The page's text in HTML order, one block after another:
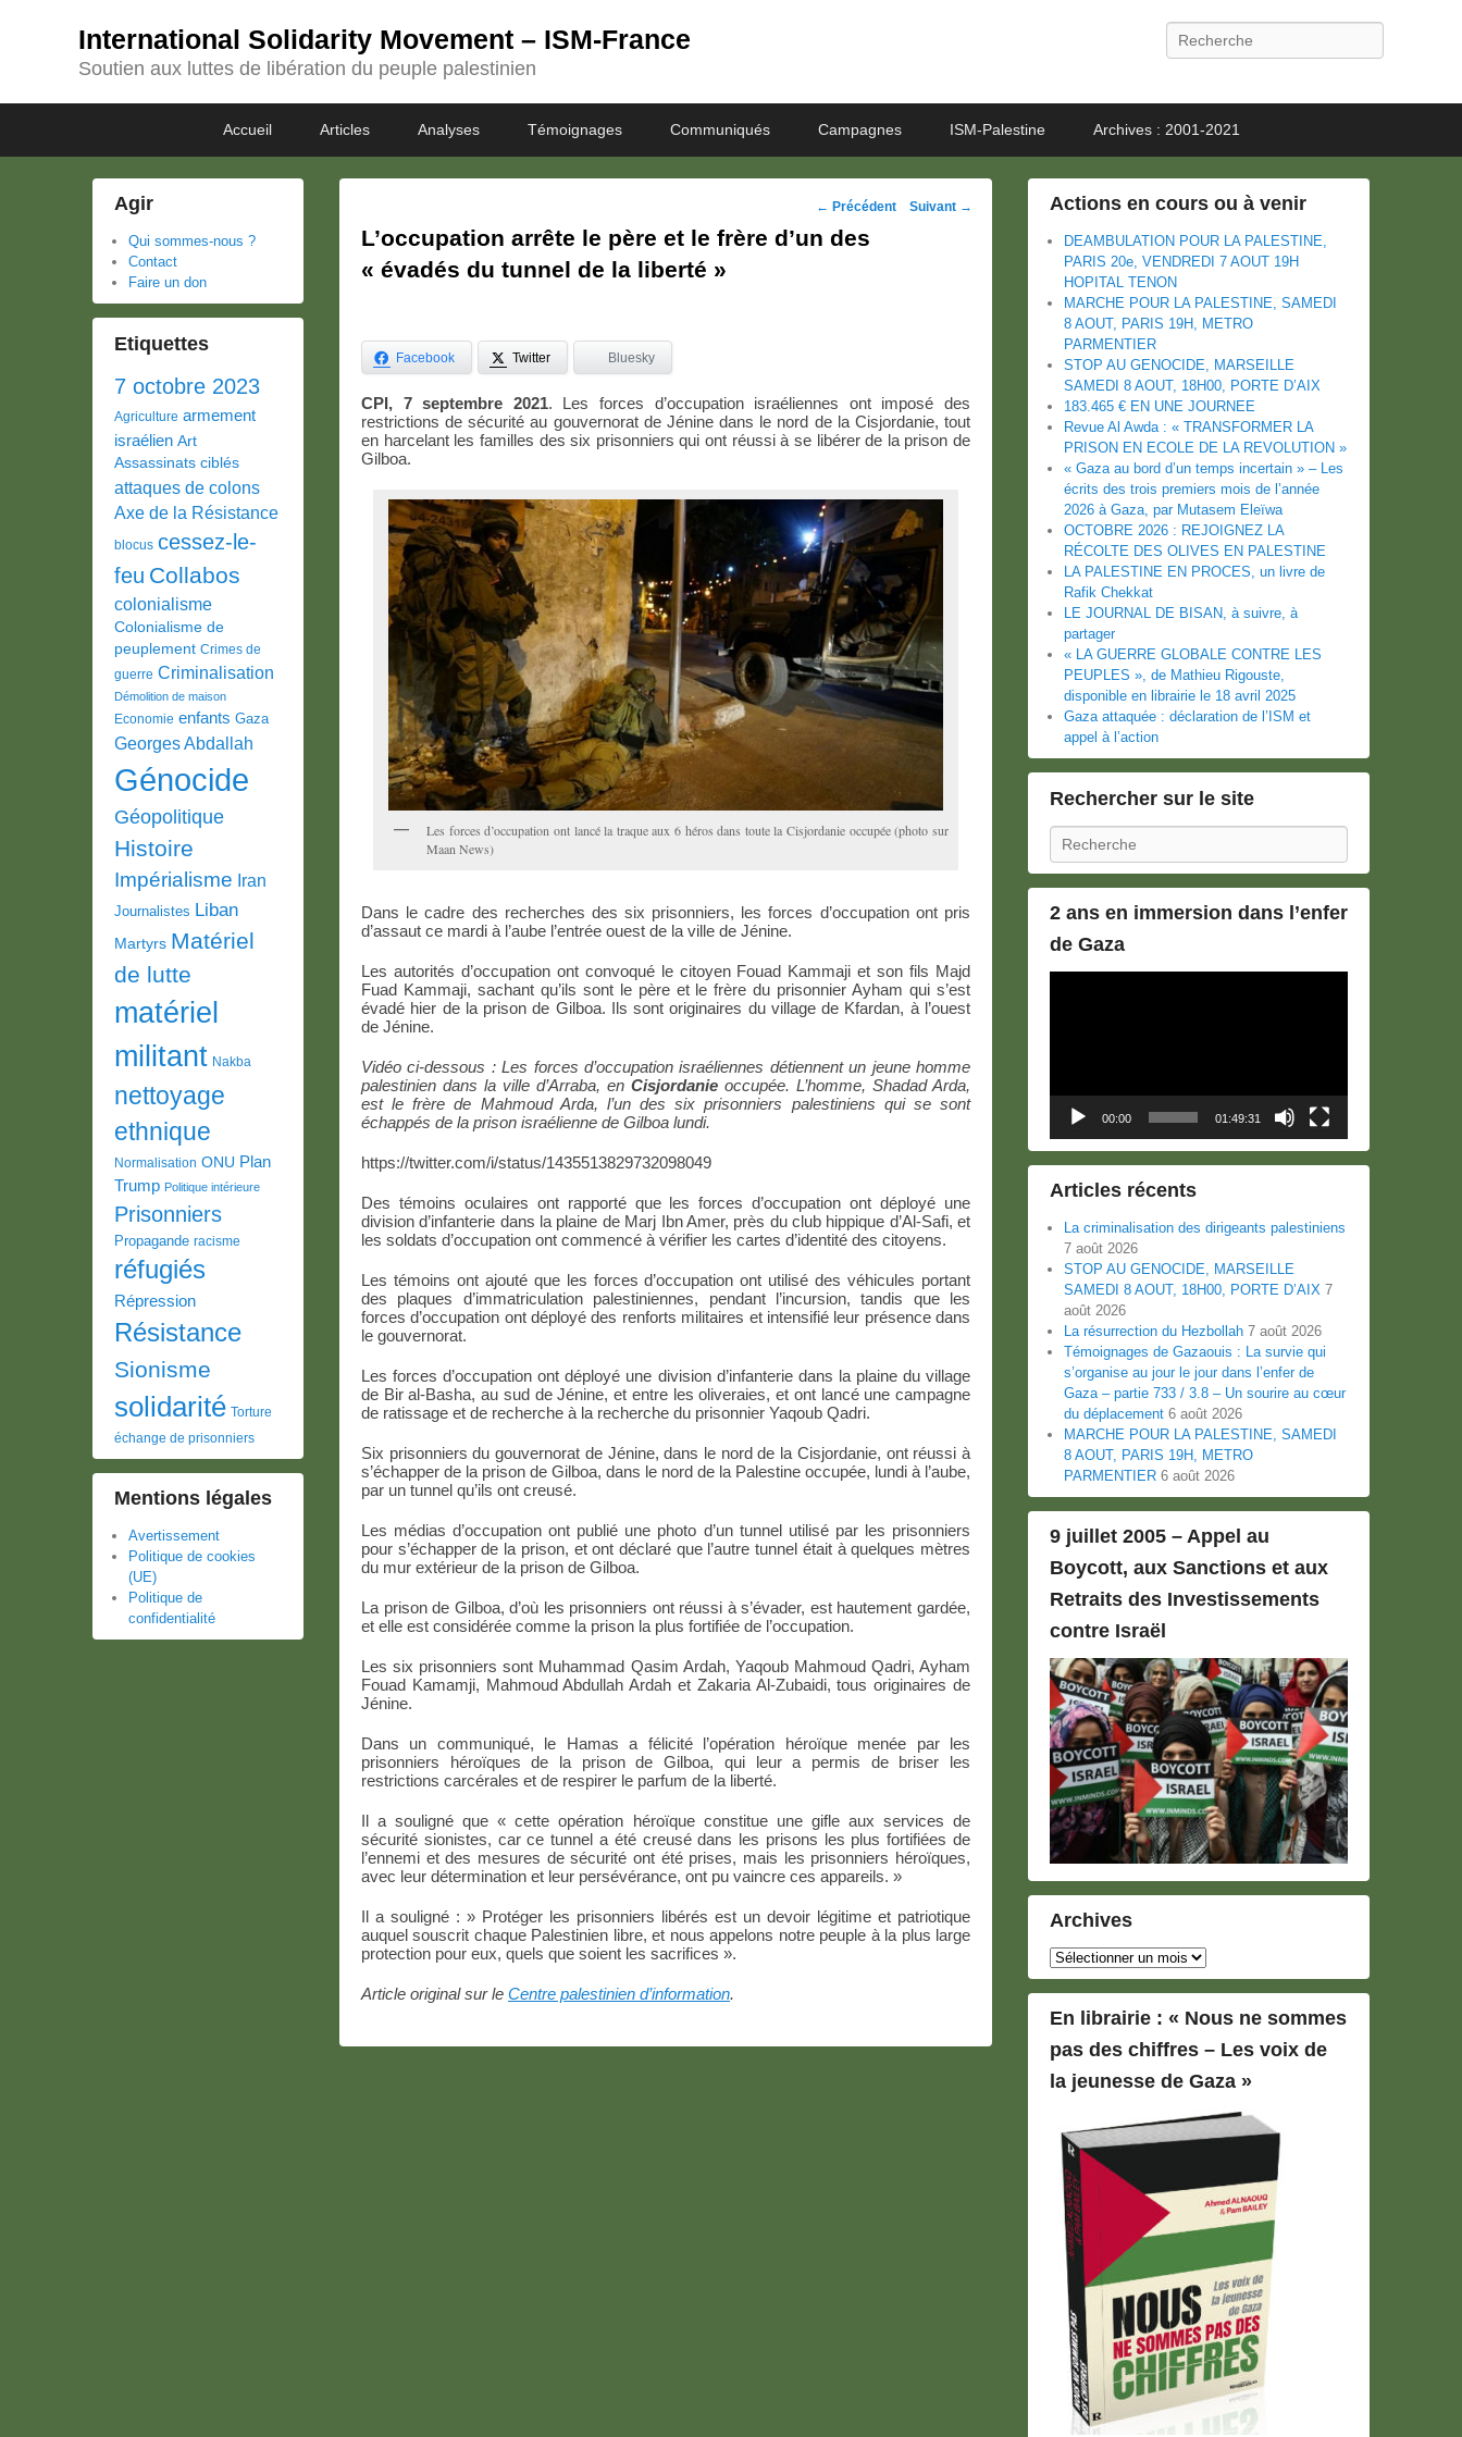
International Solidarity Movement – ISM-France
Soutien aux luttes de libération du peuple palestinien
Recherche
menu
Accueil Articles Analyses Témoignages Communiqués Campagnes ISM-Palestine Archives : 2001-2021
Navigation
des
← Précédent Suivant →
L’occupation arrête le père et le frère d’un des
« évadés du tunnel de la liberté »
Facebook Twitter Bluesky
CPI, 7 septembre 2021. Les forces d’occupation israéliennes ont imposé des
restrictions de sécurité au gouvernorat de Jénine dans le nord de la Cisjordanie, tout
en harcelant les familles des six prisonniers qui ont réussi à se libérer de la prison de
Gilboa.
Les forces d’occupation ont lancé la traque aux 6 héros dans toute la Cisjordanie occupée (photo sur
Maan News)
Dans le cadre des recherches des six prisonniers, les forces d’occupation ont pris
d’assaut ce mardi à l’aube l’entrée ouest de la ville de Jénine.
Les autorités d’occupation ont convoqué le citoyen Fouad Kammaji et son fils Majd
Fuad Kammaji, sachant qu’ils sont le père et le frère du prisonnier Ayham qui s’est
évadé hier de la prison de Gilboa. Ils sont originaires du village de Kfardan, à l’ouest
de Jénine.
Vidéo ci-dessous : Les forces d’occupation israéliennes détiennent un jeune homme
palestinien dans la ville d’Arraba, en Cisjordanie occupée. L’homme, Shadad Arda,
est le frère de Mahmoud Arda, l’un des six prisonniers palestiniens qui se sont
échappés de la prison israélienne de Gilboa lundi.
https://twitter.com/i/status/1435513829732098049
Des témoins oculaires ont rapporté que les forces d’occupation ont déployé une
division d’infanterie dans la plaine de Marj Ibn Amer, près du club hippique d’Al-Safi, et
les soldats d’occupation ont commencé à vérifier les cartes d’identité des citoyens.
Les témoins ont ajouté que les forces d’occupation ont utilisé des véhicules portant
des plaques d’immatriculation palestiniennes, pendant l’incursion, tandis que les
forces d’occupation ont déployé des renforts militaires et intensifié leur présence dans
le gouvernorat.
Les forces d’occupation ont déployé une division d’infanterie dans la plaine du village
de Bir al-Basha, au sud de Jénine, et entre les oliveraies, et ont lancé une campagne
de ratissage et de recherche à la recherche du prisonnier Yaqoub Qadri.
Six prisonniers du gouvernorat de Jénine, dans le nord de la Cisjordanie, ont réussi à
s’échapper de la prison de Gilboa, dans le nord de la Palestine occupée, lundi à l’aube,
par un tunnel qu’ils ont creusé.
Les médias d’occupation ont publié une photo d’un tunnel utilisé par les prisonniers
pour s’échapper de la prison, et ont déclaré que l’autre tunnel était à quelques mètres
du mur extérieur de la prison de Gilboa.
La prison de Gilboa, d’où les prisonniers ont réussi à s’évader, est hautement gardée,
et elle est considérée comme la prison la plus fortifiée de l’occupation.
Les six prisonniers sont Muhammad Qasim Ardah, Yaqoub Mahmoud Qadri, Ayham
Fouad Kamamji, Mahmoud Abdullah Ardah et Zakaria Al-Zubaidi, tous originaires de
Jénine.
Dans un communiqué, le Hamas a félicité l’opération héroïque menée par les
prisonniers héroïques de la prison de Gilboa, qui leur a permis de briser les
restrictions carcérales et de respirer le parfum de la liberté.
Il a souligné que « cette opération héroïque constitue une gifle aux services de
sécurité sionistes, car ce tunnel a été creusé dans les prisons les plus fortifiées de
l’ennemi et des mesures de sécurité ont été prises, mais les prisonniers héroïques,
avec leur détermination et leur persévérance, ont pu vaincre ces appareils. »
Il a souligné : » Protéger les prisonniers libérés est un devoir légitime et patriotique
auquel souscrit chaque Palestinien libre, et nous appelons notre peuple à la plus large
protection pour eux, quels que soient les sacrifices ».
Article original sur le Centre palestinien d’information.
Actions en cours ou à venir
DEAMBULATION POUR LA PALESTINE,
PARIS 20e, VENDREDI 7 AOUT 19H
HOPITAL TENON
MARCHE POUR LA PALESTINE, SAMEDI
8 AOUT, PARIS 19H, METRO
PARMENTIER
STOP AU GENOCIDE, MARSEILLE
SAMEDI 8 AOUT, 18H00, PORTE D’AIX
183.465 € EN UNE JOURNEE
Revue Al Awda : « TRANSFORMER LA
PRISON EN ECOLE DE LA REVOLUTION »
« Gaza au bord d’un temps incertain » – Les
écrits des trois premiers mois de l’année
2026 à Gaza, par Mutasem Eleïwa
OCTOBRE 2026 : REJOIGNEZ LA
RÉCOLTE DES OLIVES EN PALESTINE
LA PALESTINE EN PROCES, un livre de
Rafik Chekkat
LE JOURNAL DE BISAN, à suivre, à
partager
« LA GUERRE GLOBALE CONTRE LES
PEUPLES », de Mathieu Rigouste,
disponible en librairie le 18 avril 2025
Gaza attaquée : déclaration de l’ISM et
appel à l’action
Rechercher sur le site
Recherche
2 ans en immersion dans l’enfer
de Gaza
00:00 01:49:31
Articles récents
La criminalisation des dirigeants palestiniens
7 août 2026
STOP AU GENOCIDE, MARSEILLE
SAMEDI 8 AOUT, 18H00, PORTE D’AIX 7
août 2026
La résurrection du Hezbollah 7 août 2026
Témoignages de Gazaouis : La survie qui
s’organise au jour le jour dans l’enfer de
Gaza – partie 733 / 3.8 – Un sourire au cœur
du déplacement 6 août 2026
MARCHE POUR LA PALESTINE, SAMEDI
8 AOUT, PARIS 19H, METRO
PARMENTIER 6 août 2026
9 juillet 2005 – Appel au
Boycott, aux Sanctions et aux
Retraits des Investissements
contre Israël
Archives
Archives
En librairie : « Nous ne sommes
pas des chiffres – Les voix de
la jeunesse de Gaza »
Agir
Qui sommes-nous ?
Contact
Faire un don
Etiquettes
7 octobre 2023
Agriculture armement
israélien Art
Assassinats ciblés
attaques de colons
Axe de la Résistance
blocus cessez-le-
feu Collabos
colonialisme
Colonialisme de
peuplement Crimes de
guerre Criminalisation
Démolition de maison
Economie enfants Gaza
Georges Abdallah
Génocide
Géopolitique
Histoire
Impérialisme Iran
Journalistes Liban
Martyrs Matériel
de lutte
matériel
militant Nakba
nettoyage
ethnique
Normalisation ONU Plan
Trump Politique intérieure
Prisonniers
Propagande racisme
réfugiés
Répression
Résistance
Sionisme
solidarité Torture
échange de prisonniers
Mentions légales
Avertissement
Politique de cookies
(UE)
Politique de
confidentialité